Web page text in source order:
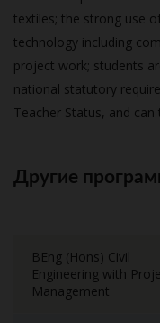
textiles; the strong use
technology including
project work; students
national statutory
Teacher Status, and
Другие
BEng (Hons) Civil
Engineering with
Management